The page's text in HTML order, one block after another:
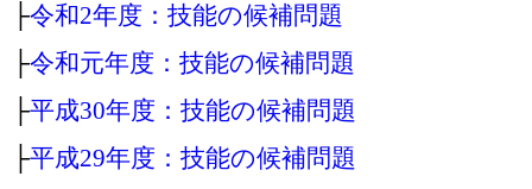
├令和2年度：技能の候補問題
├令和元年度：技能の候補問題
├平成30年度：技能の候補問題
├平成29年度：技能の候補問題